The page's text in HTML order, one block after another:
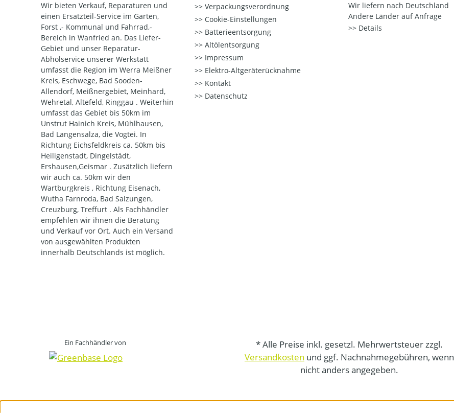
Wir bieten Verkauf, Reparaturen und
einen Ersatzteil-Service im Garten,
Forst ,- Kommunal und Fahrrad,-
Bereich in Wanfried an. Das Liefer-
Gebiet und unser Reparatur-
Abholservice unserer Werkstatt
umfasst die Region im Werra Meißner
Kreis, Eschwege, Bad Sooden-
Allendorf, Meißnergebiet, Meinhard,
Wehretal, Altefeld, Ringgau . Weiterhin
umfasst das Gebiet bis 50km im
Unstrut Hainich Kreis, Mühlhausen,
Bad Langensalza, die Vogtei. In
Richtung Eichsfeldkreis ca. 50km bis
Heiligenstadt, Dingelstädt,
Ershausen,Geismar . Zusätzlich liefern
wir auch ca. 50km wir den
Wartburgkreis , Richtung Eisenach,
Wutha Farnroda, Bad Salzungen,
Creuzburg, Treffurt . Als Fachhändler
empfehlen wir ihnen die Beratung
und Verkauf vor Ort. Auch ein Versand
von ausgewählten Produkten
innerhalb Deutschlands ist möglich.
Verpackungsverordnung
Cookie-Einstellungen
Batterieentsorgung
Altölentsorgung
Impressum
Elektro-Altgeräterücknahme
Kontakt
Datenschutz
Wir liefern nach Deutschland
Andere Länder auf Anfrage
Details
Ein Fachhändler von
* Alle Preise inkl. gesetzl. Mehrwertsteuer zzgl.
Versandkosten und ggf. Nachnahmegebühren, wenn
nicht anders angegeben.